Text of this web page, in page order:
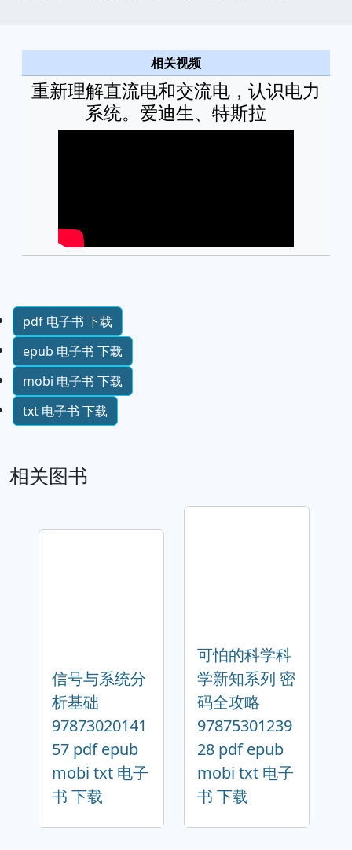
相关视频
重新理解直流电和交流电，认识电力
系统。爱迪生、特斯拉
pdf 电子书 下载
epub 电子书 下载
mobi 电子书 下载
txt 电子书 下载
相关图书
信号与系统分
析基础
97873020141
57 pdf epub
mobi txt 电子
书 下载
可怕的科学科
学新知系列 密
码全攻略
97875301239
28 pdf epub
mobi txt 电子
书 下载